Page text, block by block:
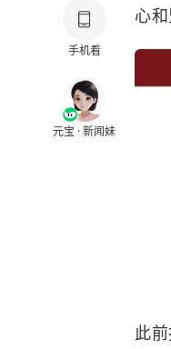
手机看
元宝 · 新闻妹
心和
此前